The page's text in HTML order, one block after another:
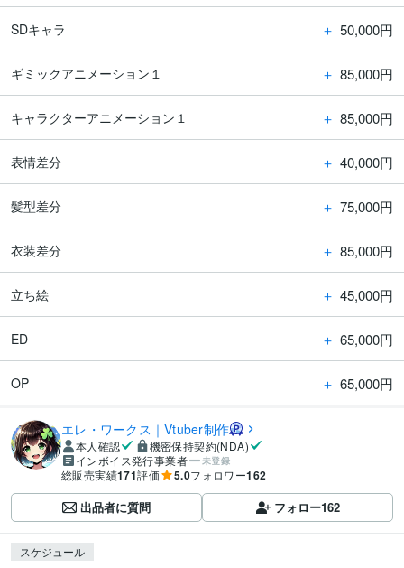
SDキャラ ＋ 50,000円
ギミックアニメーション１ ＋ 85,000円
キャラクターアニメーション１ ＋ 85,000円
表情差分 ＋ 40,000円
髪型差分 ＋ 75,000円
衣装差分 ＋ 85,000円
立ち絵 ＋ 45,000円
ED ＋ 65,000円
OP ＋ 65,000円
エレ・ワークス｜Vtuber制作
本人確認
機密保持契約(NDA)
インボイス発行事業者
未登録
総販売実績171評価 5.0フォロワー162
出品者に質問 フォロー162
スケジュール